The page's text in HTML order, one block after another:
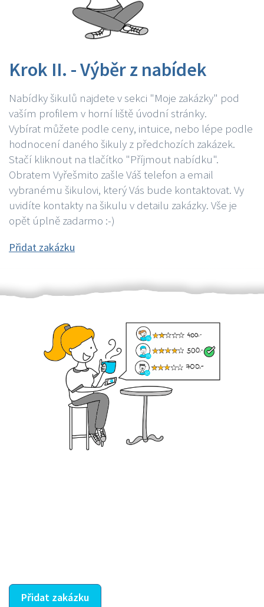
Krok II. - Výběr z nabídek
Nabídky šikulů najdete v sekci "Moje zakázky" pod
vaším profilem v horní liště úvodní stránky.
Vybírat můžete podle ceny, intuice, nebo lépe podle
hodnocení daného šikuly z předchozích zakázek.
Stačí kliknout na tlačítko "Příjmout nabídku".
Obratem Vyřešmito zašle Váš telefon a email
vybranému šikulovi, který Vás bude kontaktovat. Vy
uvidíte kontakty na šikulu v detailu zakázky. Vše je
opět úplně zadarmo :-)
Přidat zakázku
Přidat zakázku